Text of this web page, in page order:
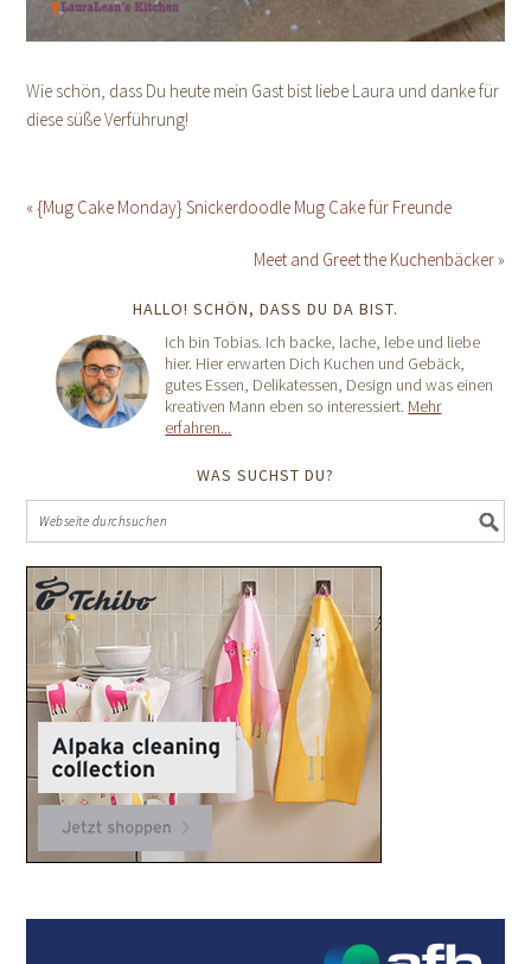
Wie schön, dass Du heute mein Gast bist liebe Laura und danke für
diese süße Verführung!
« {Mug Cake Monday} Snickerdoodle Mug Cake für Freunde
Meet and Greet the Kuchenbäcker »
HALLO! SCHÖN, DASS DU DA BIST.
Ich bin Tobias. Ich backe, lache, lebe und liebe
hier. Hier erwarten Dich Kuchen und Gebäck,
gutes Essen, Delikatessen, Design und was einen
kreativen Mann eben so interessiert. Mehr
erfahren...
WAS SUCHST DU?